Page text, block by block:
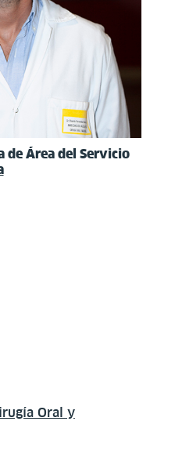
de Área del Servicio
Oral y